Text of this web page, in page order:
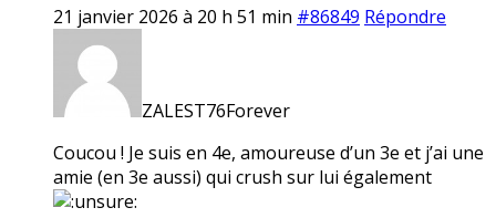
21 janvier 2026 à 20 h 51 min #86849 Répondre
ZALEST76Forever
Coucou ! Je suis en 4e, amoureuse d’un 3e et j’ai une
amie (en 3e aussi) qui crush sur lui également